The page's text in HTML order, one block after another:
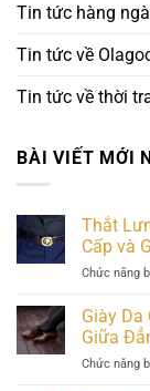
Tin tức hàng
Tin tức về
Tin tức về thời
BÀI VIẾT MỚI
Thắt
Cấp và
Chức năng
Giày Da
Giữa
Chức năng